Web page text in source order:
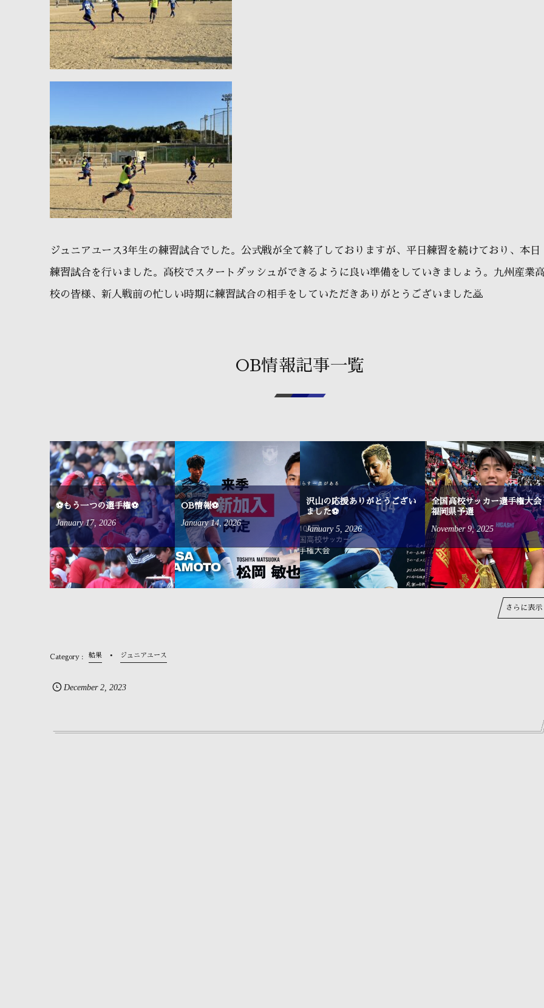
ジュニアユース3年生の練習試合でした。公式戦が全て終了しておりますが、平日練習を続けており、本日
練習試合を行いました。高校でスタートダッシュができるように良い準備をしていきましょう。九州産業
校の皆様、新人戦前の忙しい時期に練習試合の相手をしていただきありがとうございました🙇
OB情報記事一覧
⚽もう一つの選手権⚽
January 17,2026
OB情報⚽
January 14,2026
沢山の応援ありがとうござい
ました⚽
January 5, 2026
全国高校サッカー選手権大会
福岡県予選
November 9,2025
さらに表示
結果 ジュニアユース
December 2,2023